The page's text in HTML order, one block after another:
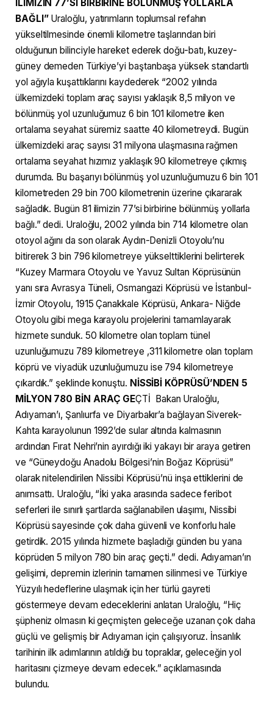
İLİMİZİN 77’Sİ BİRBİRİNE BÖLÜNMÜŞ YOLLARLA
BAĞLI”Uraloğlu, yatırımların toplumsal refahın
yükseltilmesinde önemli kilometre taşlarından biri
olduğunun bilinciyle hareket ederek doğu-batı, kuzey-
güney demeden Türkiye’yi baştanbaşa yüksek standartlı
yol ağıyla kuşattıklarını kaydederek “2002 yılında
ülkemizdeki toplam araç sayısı yaklaşık 8,5 milyon ve
bölünmüş yol uzunluğumuz 6 bin 101 kilometre iken
ortalama seyahat süremiz saatte 40 kilometreydi. Bugün
ülkemizdeki araç sayısı 31 milyona ulaşmasına rağmen
ortalama seyahat hızımız yaklaşık 90 kilometreye çıkmış
durumda. Bu başarıyı bölünmüş yol uzunluğumuzu 6 bin 101
kilometreden 29 bin 700 kilometrenin üzerine çıkararak
sağladık. Bugün 81 ilimizin 77’si birbirine bölünmüş yollarla
bağlı.” dedi. Uraloğlu, 2002 yılında bin 714 kilometre olan
otoyol ağını da son olarak Aydın-Denizli Otoyolu’nu
bitirerek 3 bin 796 kilometreye yükselttiklerini belirterek
“Kuzey Marmara Otoyolu ve Yavuz Sultan Köprüsünün
yanı sıra Avrasya Tüneli, Osmangazi Köprüsü ve İstanbul-
İzmir Otoyolu, 1915 Çanakkale Köprüsü, Ankara- Niğde
Otoyolu gibi mega karayolu projelerini tamamlayarak
hizmete sunduk. 50 kilometre olan toplam tünel
uzunluğumuzu 789 kilometreye ,311 kilometre olan toplam
köprü ve viyadük uzunluğumuzu ise 794 kilometreye
çıkardık.” şeklinde konuştu. NİSSİBİ KÖPRÜSÜ’NDEN 5
MİLYON 780 BİN ARAÇ GEÇTİ Bakan Uraloğlu,
Adıyaman’ı, Şanlıurfa ve Diyarbakır’a bağlayan Siverek-
Kahta karayolunun 1992’de sular altında kalmasının
ardından Fırat Nehri’nin ayırdığı iki yakayı bir araya getiren
ve “Güneydoğu Anadolu Bölgesi’nin Boğaz Köprüsü”
olarak nitelendirilen Nissibi Köprüsü’nü inşa ettiklerini de
anımsattı. Uraloğlu, “İki yaka arasında sadece feribot
seferleri ile sınırlı şartlarda sağlanabilen ulaşımı, Nissibi
Köprüsü sayesinde çok daha güvenli ve konforlu hale
getirdik. 2015 yılında hizmete başladığı günden bu yana
köprüden 5 milyon 780 bin araç geçti.” dedi. Adıyaman’ın
gelişimi, depremin izlerinin tamamen silinmesi ve Türkiye
Yüzyılı hedeflerine ulaşmak için her türlü gayreti
göstermeye devam edeceklerini anlatan Uraloğlu, “Hiç
şüpheniz olmasın ki geçmişten geleceğe uzanan çok daha
güçlü ve gelişmiş bir Adıyaman için çalışıyoruz. İnsanlık
tarihinin ilk adımlarının atıldığı bu topraklar, geleceğin yol
haritasını çizmeye devam edecek.” açıklamasında
bulundu.